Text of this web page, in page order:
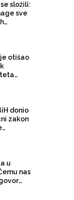
složili:
sve
otišao
donio
zakon
u
nas